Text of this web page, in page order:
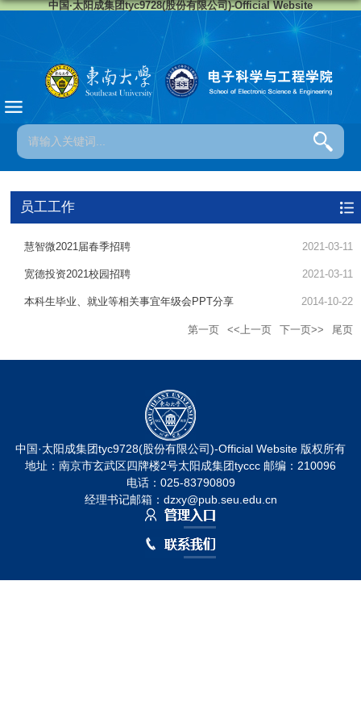
中国·太阳成集团tyc9728(股份有限公司)-Official Website
员工工作
慧智微2021届春季招聘 2021-03-11
宽德投资2021校园招聘 2021-03-11
本科生毕业、就业等相关事宜年级会PPT分享 2014-10-22
第一页 <<上一页 下一页>> 尾页
中国·太阳成集团tyc9728(股份有限公司)-Official Website 版权所有
地址：南京市玄武区四牌楼2号太阳成集团tyccc 邮编：210096
电话：025-83790809
经理书记邮箱：dzxy@pub.seu.edu.cn